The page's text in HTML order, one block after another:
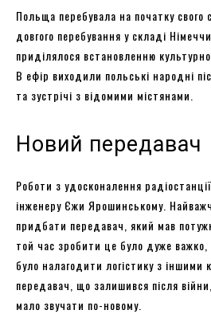
Польща перебувала на початку свого
довгого перебування у складі
приділялося встановленню
В ефір виходили польські народні
та зустрічі з відомими містянами.
Новий передавач
Роботи з удосконалення
інженеру Єжи Ярошинському.
придбати передавач, який мав
той час зробити це було дуже важко,
було налагодити логістику з іншими
передавач, що залишився після
мало звучати по-новому.